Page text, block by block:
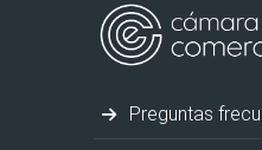
Preguntas